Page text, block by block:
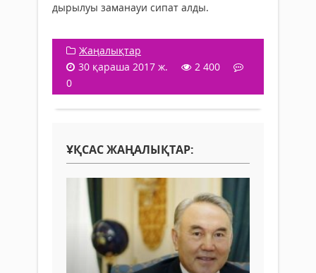
дырылуы заманауи сипат алды.
Жаңалықтар
30 қараша 2017 ж.
2 400
0
ҰҚСАС ЖАҢАЛЫҚТАР: